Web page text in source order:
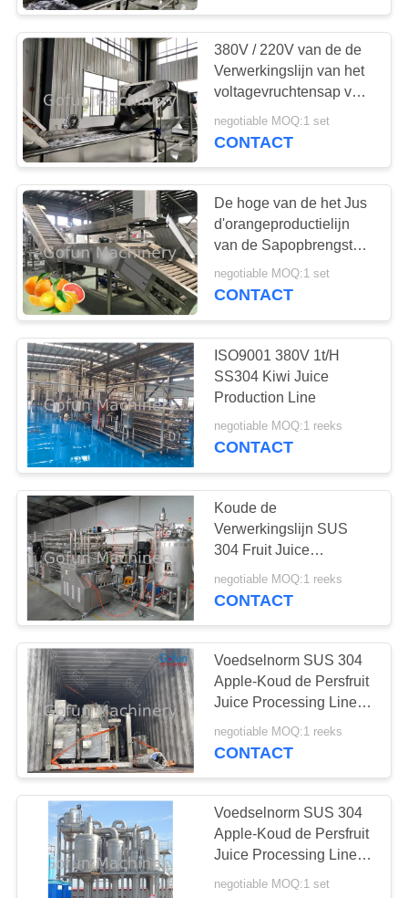
VERZOEK
OM
EEN
CITAAT
SITEMAP
PRIVACYBELEID
380V / 220V van de de
Verwerkingslijn van het
voltagevruchtensap van
de de Mangoverwerking
het Materiaal
negotiable MOQ:1 set
CONTACT
De hoge van de het Jus
d'orangeproductielijn
van de Sapopbrengst
Grote Capaciteit 12
Maanden Garantie
negotiable MOQ:1 set
CONTACT
ISO9001 380V 1t/H
SS304 Kiwi Juice
Production Line
negotiable MOQ:1 reeks
CONTACT
Koude de
Verwerkingslijn SUS
304 Fruit Juice
Processing Line van
Persapple
negotiable MOQ:1 reeks
CONTACT
Voedselnorm SUS 304
Apple-Koud de Persfruit
Juice Processing Line
van de Verwerkingslijn
negotiable MOQ:1 reeks
CONTACT
Voedselnorm SUS 304
Apple-Koud de Persfruit
Juice Processing Line
van de Verwerkingslijn
negotiable MOQ:1 set